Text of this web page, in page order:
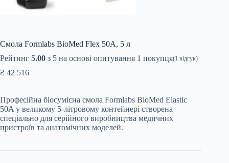
Смола Formlabs BioMed Flex 50A, 5 л
Рейтинг 5.00 з 5 на основі опитування 1 покупця(1 відгук)
₴ 42 516
Професійна біосумісна смола Formlabs BioMed Elastic
50A у великому 5-літровому контейнері створена
спеціально для серійного виробництва медичних
пристроїв та анатомічних моделей.